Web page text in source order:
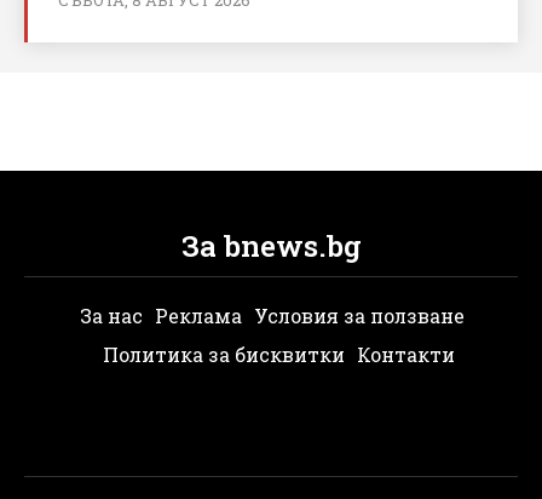
За bnews.bg
За нас Реклама Условия за ползване
Политика за бисквитки Контакти